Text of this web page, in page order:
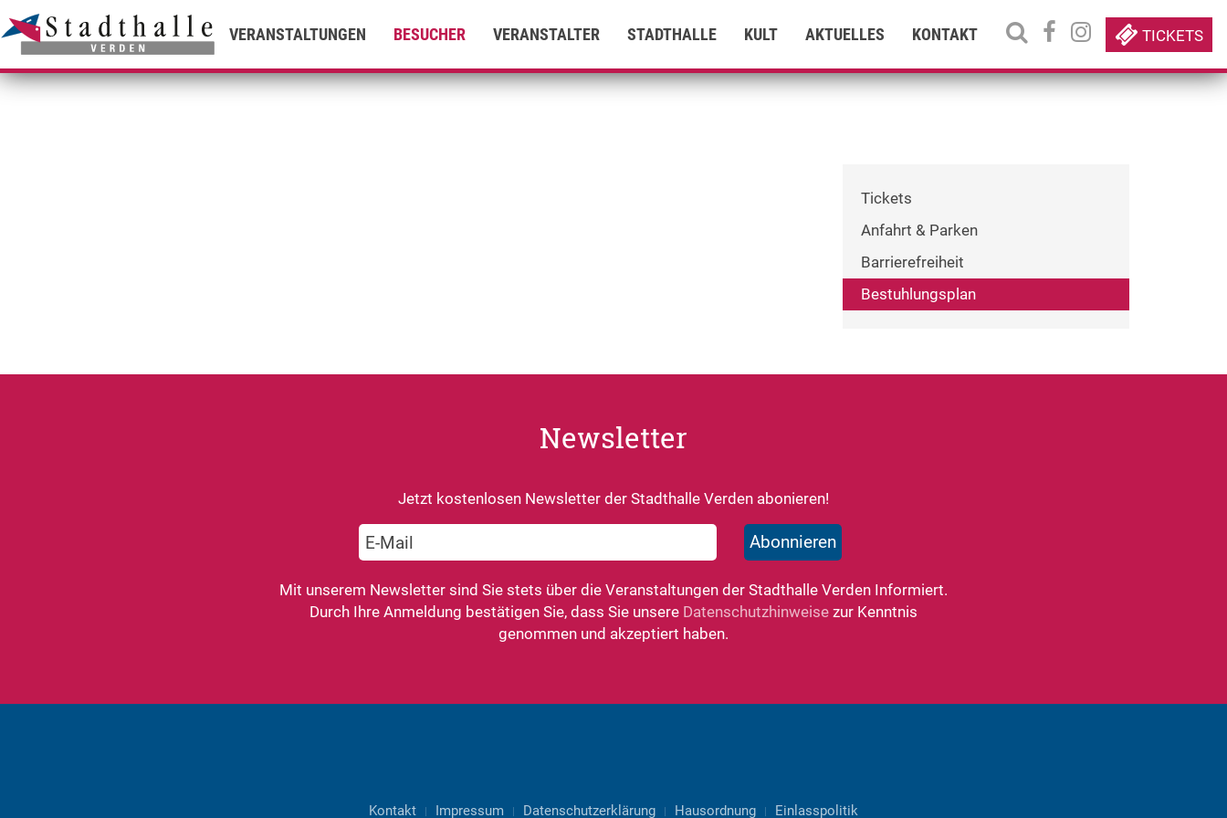
VERANSTALTUNGEN BESUCHER VERANSTALTER STADTHALLE KULT AKTUELLES KONTAKT TICKETS
Tickets
Anfahrt & Parken
Barrierefreiheit
Bestuhlungsplan
Newsletter
Jetzt kostenlosen Newsletter der Stadthalle Verden abonieren!
Mit unserem Newsletter sind Sie stets über die Veranstaltungen der Stadthalle Verden Informiert.
Durch Ihre Anmeldung bestätigen Sie, dass Sie unsere Datenschutzhinweisezur Kenntnis
genommen und akzeptiert haben.
Kontakt Impressum Datenschutzerklärung Hausordnung Einlasspolitik